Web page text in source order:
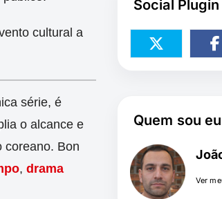
cultural a
série, é
o alcance e
coreano. Bon
, drama
Social Plugin
Quem sou eu
Ver